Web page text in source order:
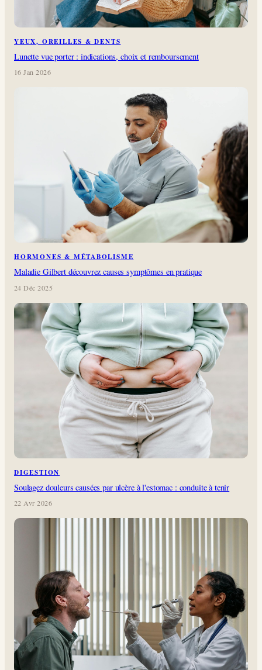
YEUX, OREILLES & DENTS
Lunette vue porter : indications, choix et remboursement
16 Jan 2026
HORMONES & MÉTABOLISME
Maladie Gilbert découvrez causes symptômes en pratique
24 Déc 2025
DIGESTION
Soulagez douleurs causées par ulcère à l'estomac : conduite à tenir
22 Avr 2026